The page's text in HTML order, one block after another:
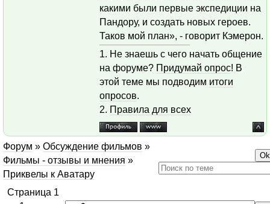
какими были первые экспедиции на
Пандору, и создать новых героев.
Таков мой план», - говорит Кэмерон.
1. Не знаешь с чего начать общение
на форуме? Придумай опрос! В
этой теме мы подводим итоги
опросов.
2. Правила для всех
Форум » Обсуждение фильмов »
Фильмы - отзывы и мнения »
Приквелы к Аватару
Страница 1